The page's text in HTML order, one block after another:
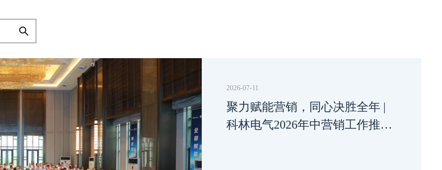
2026-07-11
聚力赋能营销，同心决胜全年 |
科林电气2026年中营销工作推进